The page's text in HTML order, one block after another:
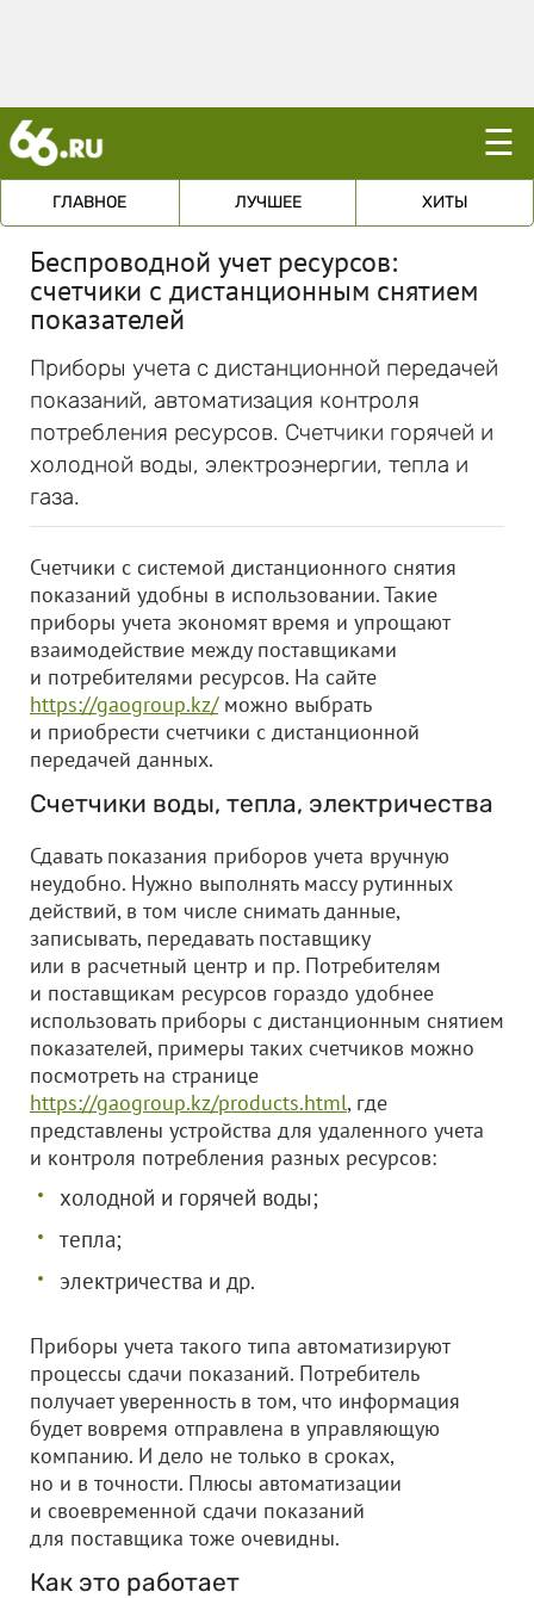
☰
ГЛАВНОЕ ЛУЧШЕЕ ХИТЫ
Беспроводной учет ресурсов:
счетчики с дистанционным снятием
показателей
Приборы учета с дистанционной передачей
показаний, автоматизация контроля
потребления ресурсов. Счетчики горячей и
холодной воды, электроэнергии, тепла и
газа.
Счетчики с системой дистанционного снятия
показаний удобны в использовании. Такие
приборы учета экономят время и упрощают
взаимодействие между поставщиками
и потребителями ресурсов. На сайте
https://gaogroup.kz/можно выбрать
и приобрести счетчики с дистанционной
передачей данных.
Счетчики воды, тепла, электричества
Сдавать показания приборов учета вручную
неудобно. Нужно выполнять массу рутинных
действий, в том числе снимать данные,
записывать, передавать поставщику
или в расчетный центр и пр. Потребителям
и поставщикам ресурсов гораздо удобнее
использовать приборы с дистанционным снятием
показателей, примеры таких счетчиков можно
посмотреть на странице
https://gaogroup.kz/products.html, где
представлены устройства для удаленного учета
и контроля потребления разных ресурсов:
холодной и горячей воды;
тепла;
электричества и др.
Приборы учета такого типа автоматизируют
процессы сдачи показаний. Потребитель
получает уверенность в том, что информация
будет вовремя отправлена в управляющую
компанию. И дело не только в сроках,
но и в точности. Плюсы автоматизации
и своевременной сдачи показаний
для поставщика тоже очевидны.
Как это работает